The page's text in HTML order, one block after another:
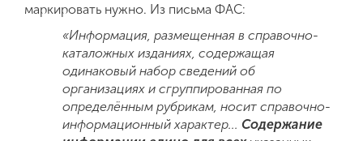
маркировать нужно. Из письма ФАС:
«Информация, размещенная в справочно-
каталожных изданиях, содержащая
одинаковый набор сведений об
организациях и сгруппированная по
определённым рубрикам, носит справочно-
информационный характер...Содержание